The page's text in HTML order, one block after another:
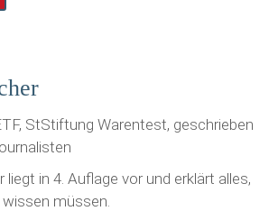
liegt in 4. Auflage vor und erklärt alles,
müssen.